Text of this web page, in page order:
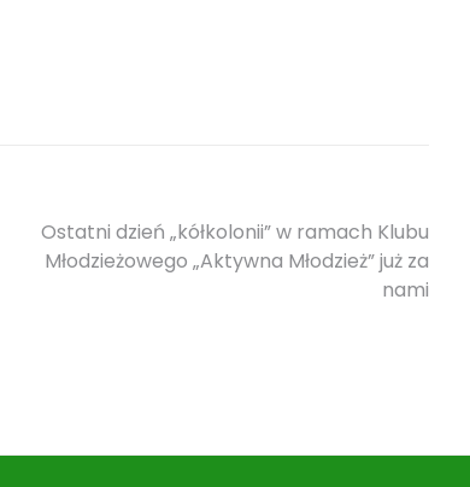
Ostatni dzień „kółkolonii” w ramach Klubu
Młodzieżowego „Aktywna Młodzież” już za
nami